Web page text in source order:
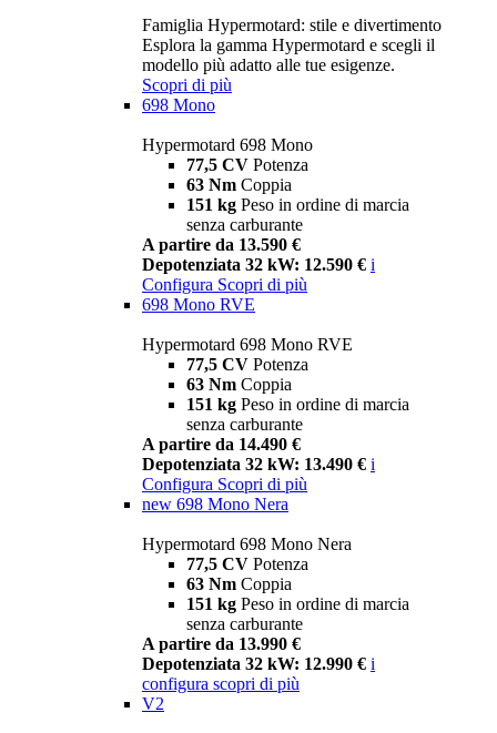
Famiglia Hypermotard: stile e divertimento
Esplora la gamma Hypermotard e scegli il
modello più adatto alle tue esigenze.
Scopri di più
698 Mono
Hypermotard 698 Mono
77,5 CV Potenza
63 Nm Coppia
151 kg Peso in ordine di marcia
senza carburante
A partire da 13.590 €
Depotenziata 32 kW: 12.590 € i
Configura Scopri di più
698 Mono RVE
Hypermotard 698 Mono RVE
77,5 CV Potenza
63 Nm Coppia
151 kg Peso in ordine di marcia
senza carburante
A partire da 14.490 €
Depotenziata 32 kW: 13.490 € i
Configura Scopri di più
new 698 Mono Nera
Hypermotard 698 Mono Nera
77,5 CV Potenza
63 Nm Coppia
151 kg Peso in ordine di marcia
senza carburante
A partire da 13.990 €
Depotenziata 32 kW: 12.990 € i
configura scopri di più
V2